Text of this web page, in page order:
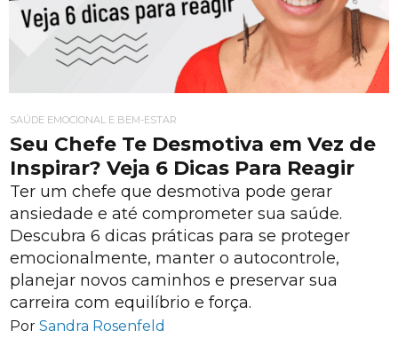
SAÚDE EMOCIONAL E BEM-ESTAR
Seu Chefe Te Desmotiva em Vez de
Inspirar? Veja 6 Dicas Para Reagir
Ter um chefe que desmotiva pode gerar
ansiedade e até comprometer sua saúde.
Descubra 6 dicas práticas para se proteger
emocionalmente, manter o autocontrole,
planejar novos caminhos e preservar sua
carreira com equilíbrio e força.
Por Sandra Rosenfeld